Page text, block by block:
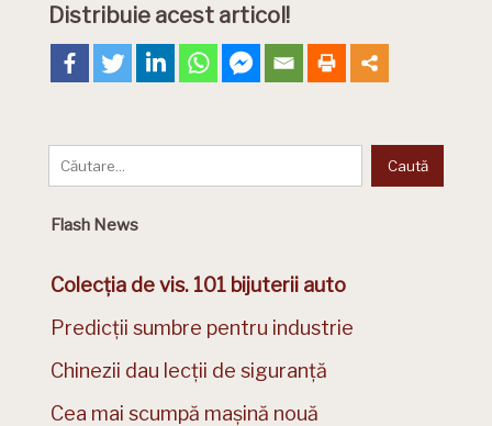
Distribuie acest articol!
Flash News
Colecția de vis. 101 bijuterii auto
Predicții sumbre pentru industrie
Chinezii dau lecții de siguranță
Cea mai scumpă mașină nouă